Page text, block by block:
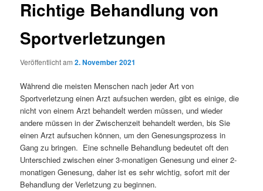
Richtige Behandlung von
Sportverletzungen
Veröffentlicht am2. November 2021
Während die meisten Menschen nach jeder Art von
Sportverletzung einen Arzt aufsuchen werden, gibt es einige, die
nicht von einem Arzt behandelt werden müssen, und wieder
andere müssen in der Zwischenzeit behandelt werden, bis Sie
einen Arzt aufsuchen können, um den Genesungsprozess in
Gang zu bringen. Eine schnelle Behandlung bedeutet oft den
Unterschied zwischen einer 3-monatigen Genesung und einer 2-
monatigen Genesung, daher ist es sehr wichtig, sofort mit der
Behandlung der Verletzung zu beginnen.